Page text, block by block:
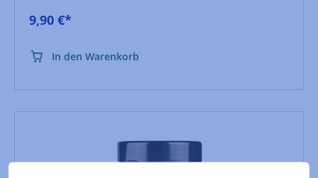
9,90 €*
In den Warenkorb